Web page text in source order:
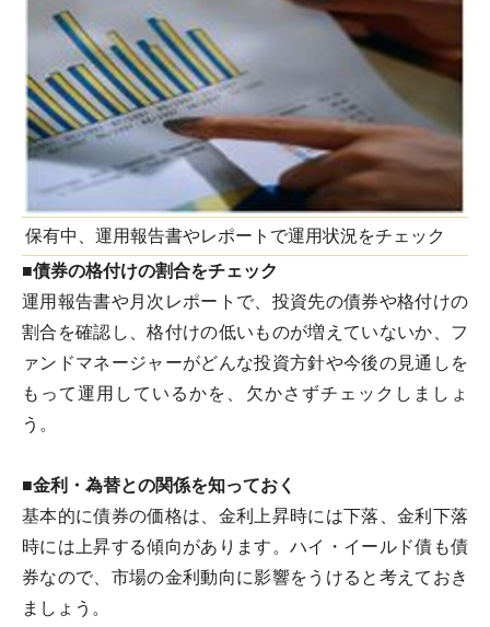
保有中、運用報告書やレポートで運用状況をチェック
■債券の格付けの割合をチェック
運用報告書や月次レポートで、投資先の債券や格付けの
割合を確認し、格付けの低いものが増えていないか、フ
ァンドマネージャーがどんな投資方針や今後の見通しを
もって運用しているかを、欠かさずチェックしましょ
う。
■金利・為替との関係を知っておく
基本的に債券の価格は、金利上昇時には下落、金利下落
時には上昇する傾向があります。ハイ・イールド債も債
券なので、市場の金利動向に影響をうけると考えておき
ましょう。